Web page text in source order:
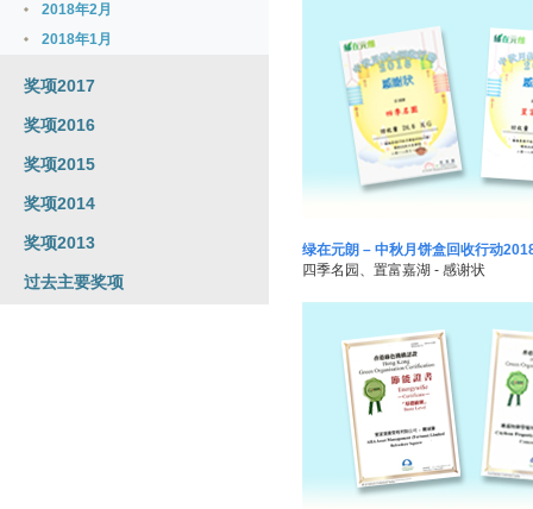
2018年2月
2018年1月
奖项2017
奖项2016
奖项2015
奖项2014
奖项2013
过去主要奖项
绿在元朗 – 中秋月饼盒回收行动
四季名园、置富嘉湖 - 感谢状